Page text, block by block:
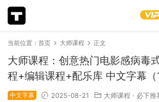
当前位置： 首页 大师课程 正文
大师课程：创意热门电影感病毒
程+编辑课程+配乐库 中文字幕
中文字幕 2025-08-21 大师课程 · 必下推